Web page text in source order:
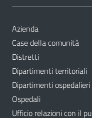
Azienda
Case della comunità
Distretti
Dipartimenti territoriali
Dipartimenti ospedalieri
Ospedali
Ufficio relazioni con il